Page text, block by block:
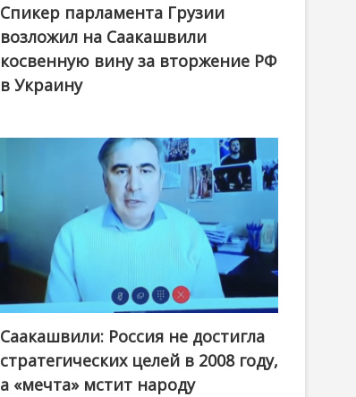
Спикер парламента Грузии
возложил на Саакашвили
косвенную вину за вторжение РФ
в Украину
Саакашвили: Россия не достигла
стратегических целей в 2008 году,
а «мечта» мстит народу